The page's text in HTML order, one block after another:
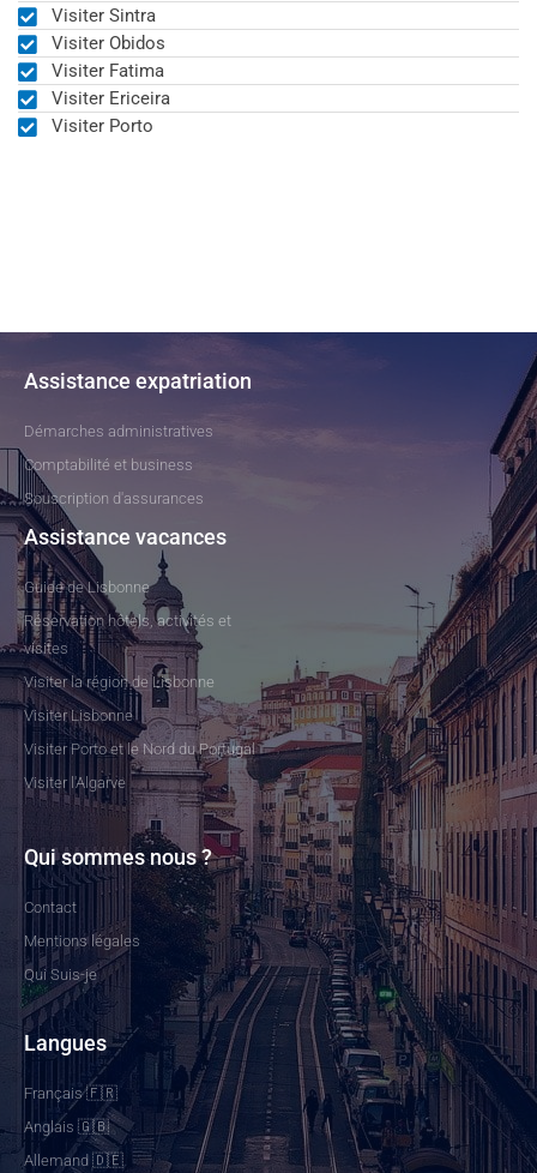
Visiter Sintra
Visiter Obidos
Visiter Fatima
Visiter Ericeira
Visiter Porto
Assistance expatriation
Démarches administratives
Comptabilité et business
Souscription d'assurances
Assistance vacances
Guide de Lisbonne
Réservation hôtels, activités et
visites
Visiter la région de Lisbonne
Visiter Lisbonne
Visiter Porto et le Nord du Portugal
Visiter l'Algarve
Qui sommes nous ?
Contact
Mentions légales
Qui Suis-je
Langues
Français 🇫🇷
Anglais 🇬🇧
Allemand 🇩🇪